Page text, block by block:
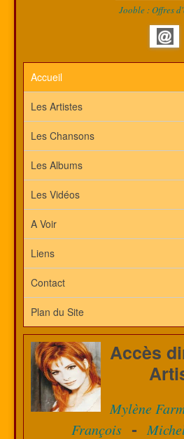
Jooble : Offres
Accueil
Les Artistes
Les Chansons
Les Albums
Les Vidéos
A Voir
Liens
Contact
Plan du Site
Accès
Mylène
François-